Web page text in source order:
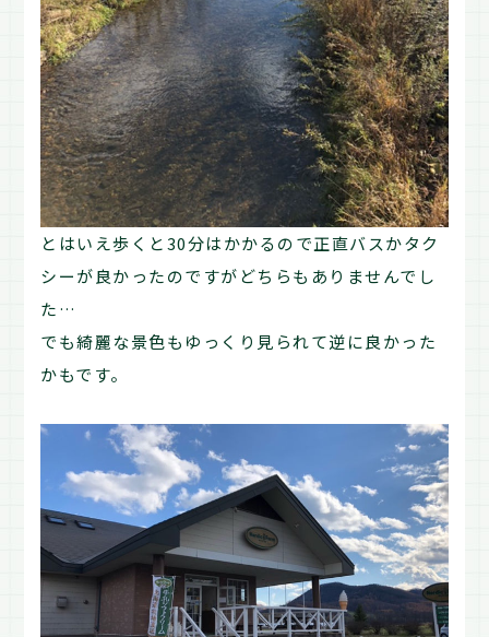
とはいえ歩くと30分はかかるので正直バスかタク
シーが良かったのですがどちらもありませんでし
た…
でも綺麗な景色もゆっくり見られて逆に良かった
かもです。